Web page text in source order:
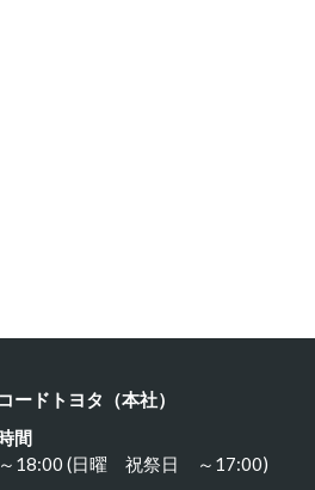
ードトヨタ（本社）
間
18:00 (日曜 祝祭日 ～17:00)